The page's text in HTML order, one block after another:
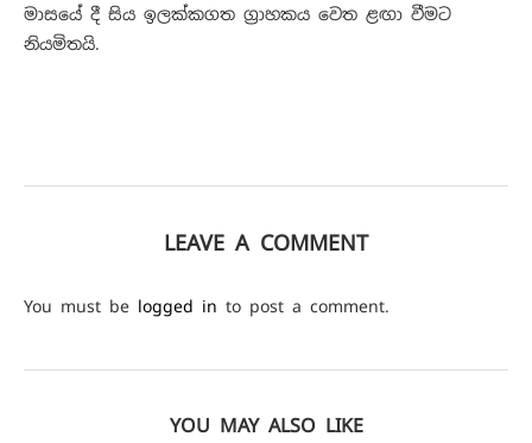
මාසයේ දී සිය ඉලක්කගත ග්‍රාහකය වෙත ළඟා වීමට
නියමිතයි.
LEAVE A COMMENT
You must be logged in to post a comment.
YOU MAY ALSO LIKE